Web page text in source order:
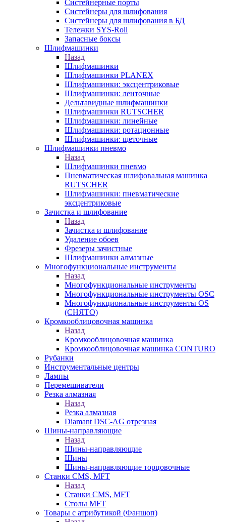
Систейнерные порты
Систейнеры для шлифования
Систейнеры для шлифования в БД
Тележки SYS-Roll
Запасные боксы
Шлифмашинки
Назад
Шлифмашинки
Шлифмашинки PLANEX
Шлифмашинки: эксцентриковые
Шлифмашинки: ленточные
Дельтавидные шлифмашинки
Шлифмашинки RUTSCHER
Шлифмашинки: линейные
Шлифмашинки: ротационные
Шлифмашинки: щеточные
Шлифмашинки пневмо
Назад
Шлифмашинки пневмо
Пневматическая шлифовальная машинка
RUTSCHER
Шлифмашинки: пневматические
эксцентриковые
Зачистка и шлифование
Назад
Зачистка и шлифование
Удаление обоев
Фрезеры зачистные
Шлифмашинки алмазные
Многофункциональные инструменты
Назад
Многофункциональные инструменты
Многофункциональные инструменты OSC
Многофункциональные инструменты OS
(СНЯТО)
Кромкооблицовочная машинка
Назад
Кромкооблицовочная машинка
Кромкооблицовочная машинка CONTURO
Рубанки
Инструментальные центры
Лампы
Перемешиватели
Резка алмазная
Назад
Резка алмазная
Diamant DSC-AG отрезная
Шины-направляющие
Назад
Шины-направляющие
Шины
Шины-направляющие торцовочные
Станки CMS, MFT
Назад
Станки CMS, MFT
Столы MFT
Товары с атрибутикой (Фаншоп)